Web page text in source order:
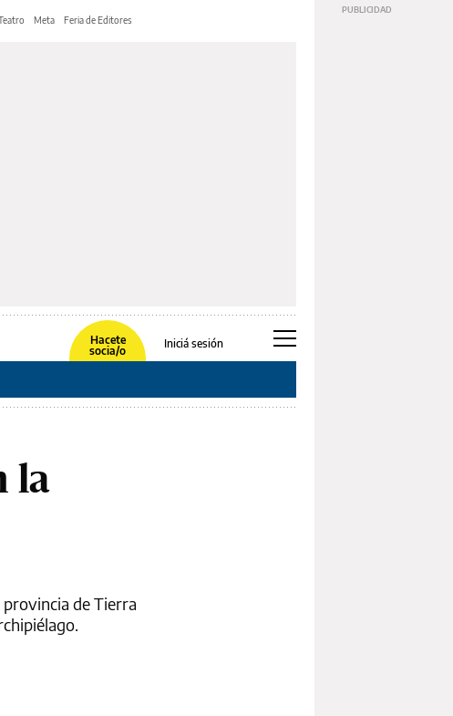
Meta Feria de Editores
Hacete
socia/o
Iniciá sesión
la
de Tierra